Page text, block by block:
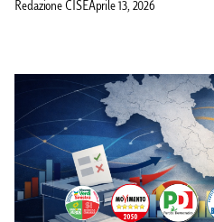
Redazione CISEAprile 13, 2026